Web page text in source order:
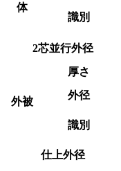
体
識別
2芯並行外径
外被
厚さ
外径
識別
仕上外径